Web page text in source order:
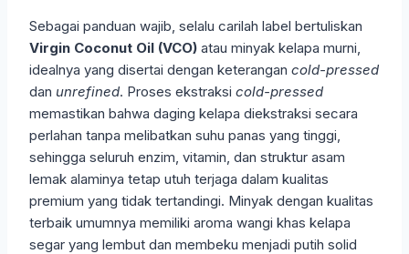
Sebagai panduan wajib, selalu carilah label bertuliskan
Virgin Coconut Oil (VCO) atau minyak kelapa murni,
idealnya yang disertai dengan keterangan cold-pressed
dan unrefined. Proses ekstraksi cold-pressed
memastikan bahwa daging kelapa diekstraksi secara
perlahan tanpa melibatkan suhu panas yang tinggi,
sehingga seluruh enzim, vitamin, dan struktur asam
lemak alaminya tetap utuh terjaga dalam kualitas
premium yang tidak tertandingi. Minyak dengan kualitas
terbaik umumnya memiliki aroma wangi khas kelapa
segar yang lembut dan membeku menjadi putih solid